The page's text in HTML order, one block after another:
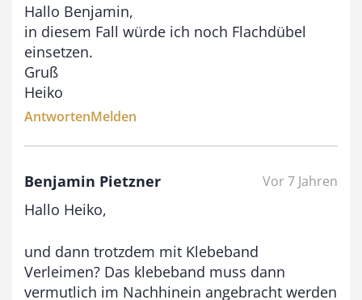
Hallo Benjamin,
in diesem Fall würde ich noch Flachdübel
einsetzen.
Gruß
Heiko
AntwortenMelden
Benjamin Pietzner Vor 7 Jahren
Hallo Heiko,
und dann trotzdem mit Klebeband
Verleimen? Das klebeband muss dann
vermutlich im Nachhinein angebracht werden